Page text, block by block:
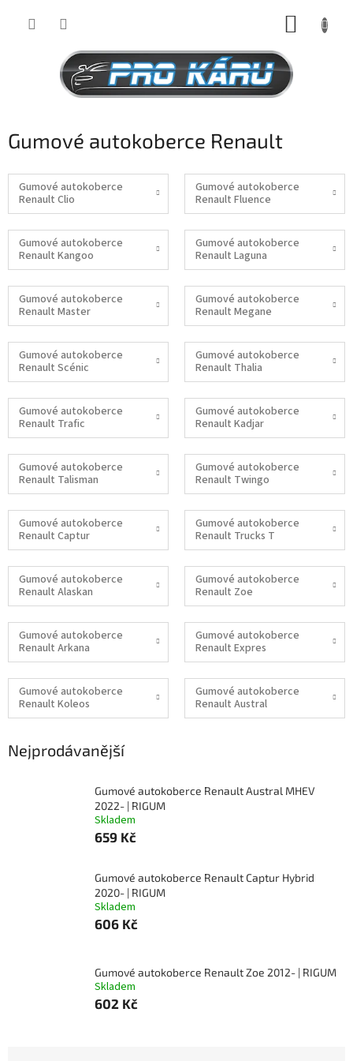
Gumové autokoberce Renault
Gumové autokoberce
Renault Clio
Gumové autokoberce
Renault Fluence
Gumové autokoberce
Renault Kangoo
Gumové autokoberce
Renault Laguna
Gumové autokoberce
Renault Master
Gumové autokoberce
Renault Megane
Gumové autokoberce
Renault Scénic
Gumové autokoberce
Renault Thalia
Gumové autokoberce
Renault Trafic
Gumové autokoberce
Renault Kadjar
Gumové autokoberce
Renault Talisman
Gumové autokoberce
Renault Twingo
Gumové autokoberce
Renault Captur
Gumové autokoberce
Renault Trucks T
Gumové autokoberce
Renault Alaskan
Gumové autokoberce
Renault Zoe
Gumové autokoberce
Renault Arkana
Gumové autokoberce
Renault Expres
Gumové autokoberce
Renault Koleos
Gumové autokoberce
Renault Austral
Nejprodávanější
Gumové autokoberce Renault Austral MHEV
2022- | RIGUM
Skladem
659 Kč
Gumové autokoberce Renault Captur Hybrid
2020- | RIGUM
Skladem
606 Kč
Gumové autokoberce Renault Zoe 2012- | RIGUM
Skladem
602 Kč